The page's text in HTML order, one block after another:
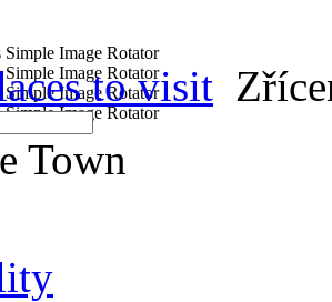
to visit
Town